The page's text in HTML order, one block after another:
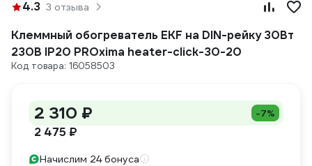
4.3 3 отзыва
Клеммный обогреватель EKF на DIN-рейку 30Вт
230В IP20 PROxima heater-click-30-20
Код товара: 16058503
2 310 ₽ -7%
2 475 ₽
Начислим 24 бонуса